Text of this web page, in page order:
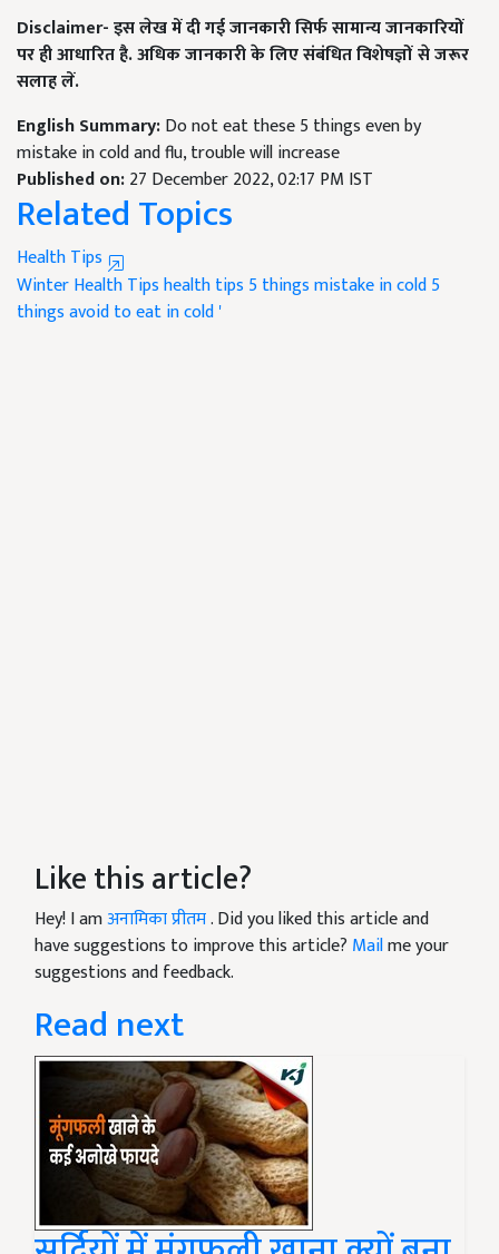
Disclaimer-इस लेख में दी गई जानकारी सिर्फ सामान्य जानकारियों
पर ही आधारित है. अधिक जानकारी के लिए संबंधित विशेषज्ञों से जरूर
सलाह लें.
English Summary:Do not eat these 5 things even by
mistake in cold and flu, trouble will increase
Published on:27 December 2022, 02:17 PM IST
Related Topics
Health Tips
Winter Health Tipshealth tips 5 things mistake in cold5
things avoid to eat in cold '
Like this article?
Hey! I amअनामिका प्रीतम. Did you liked this article and
have suggestions to improve this article? Mailme your
suggestions and feedback.
Read next